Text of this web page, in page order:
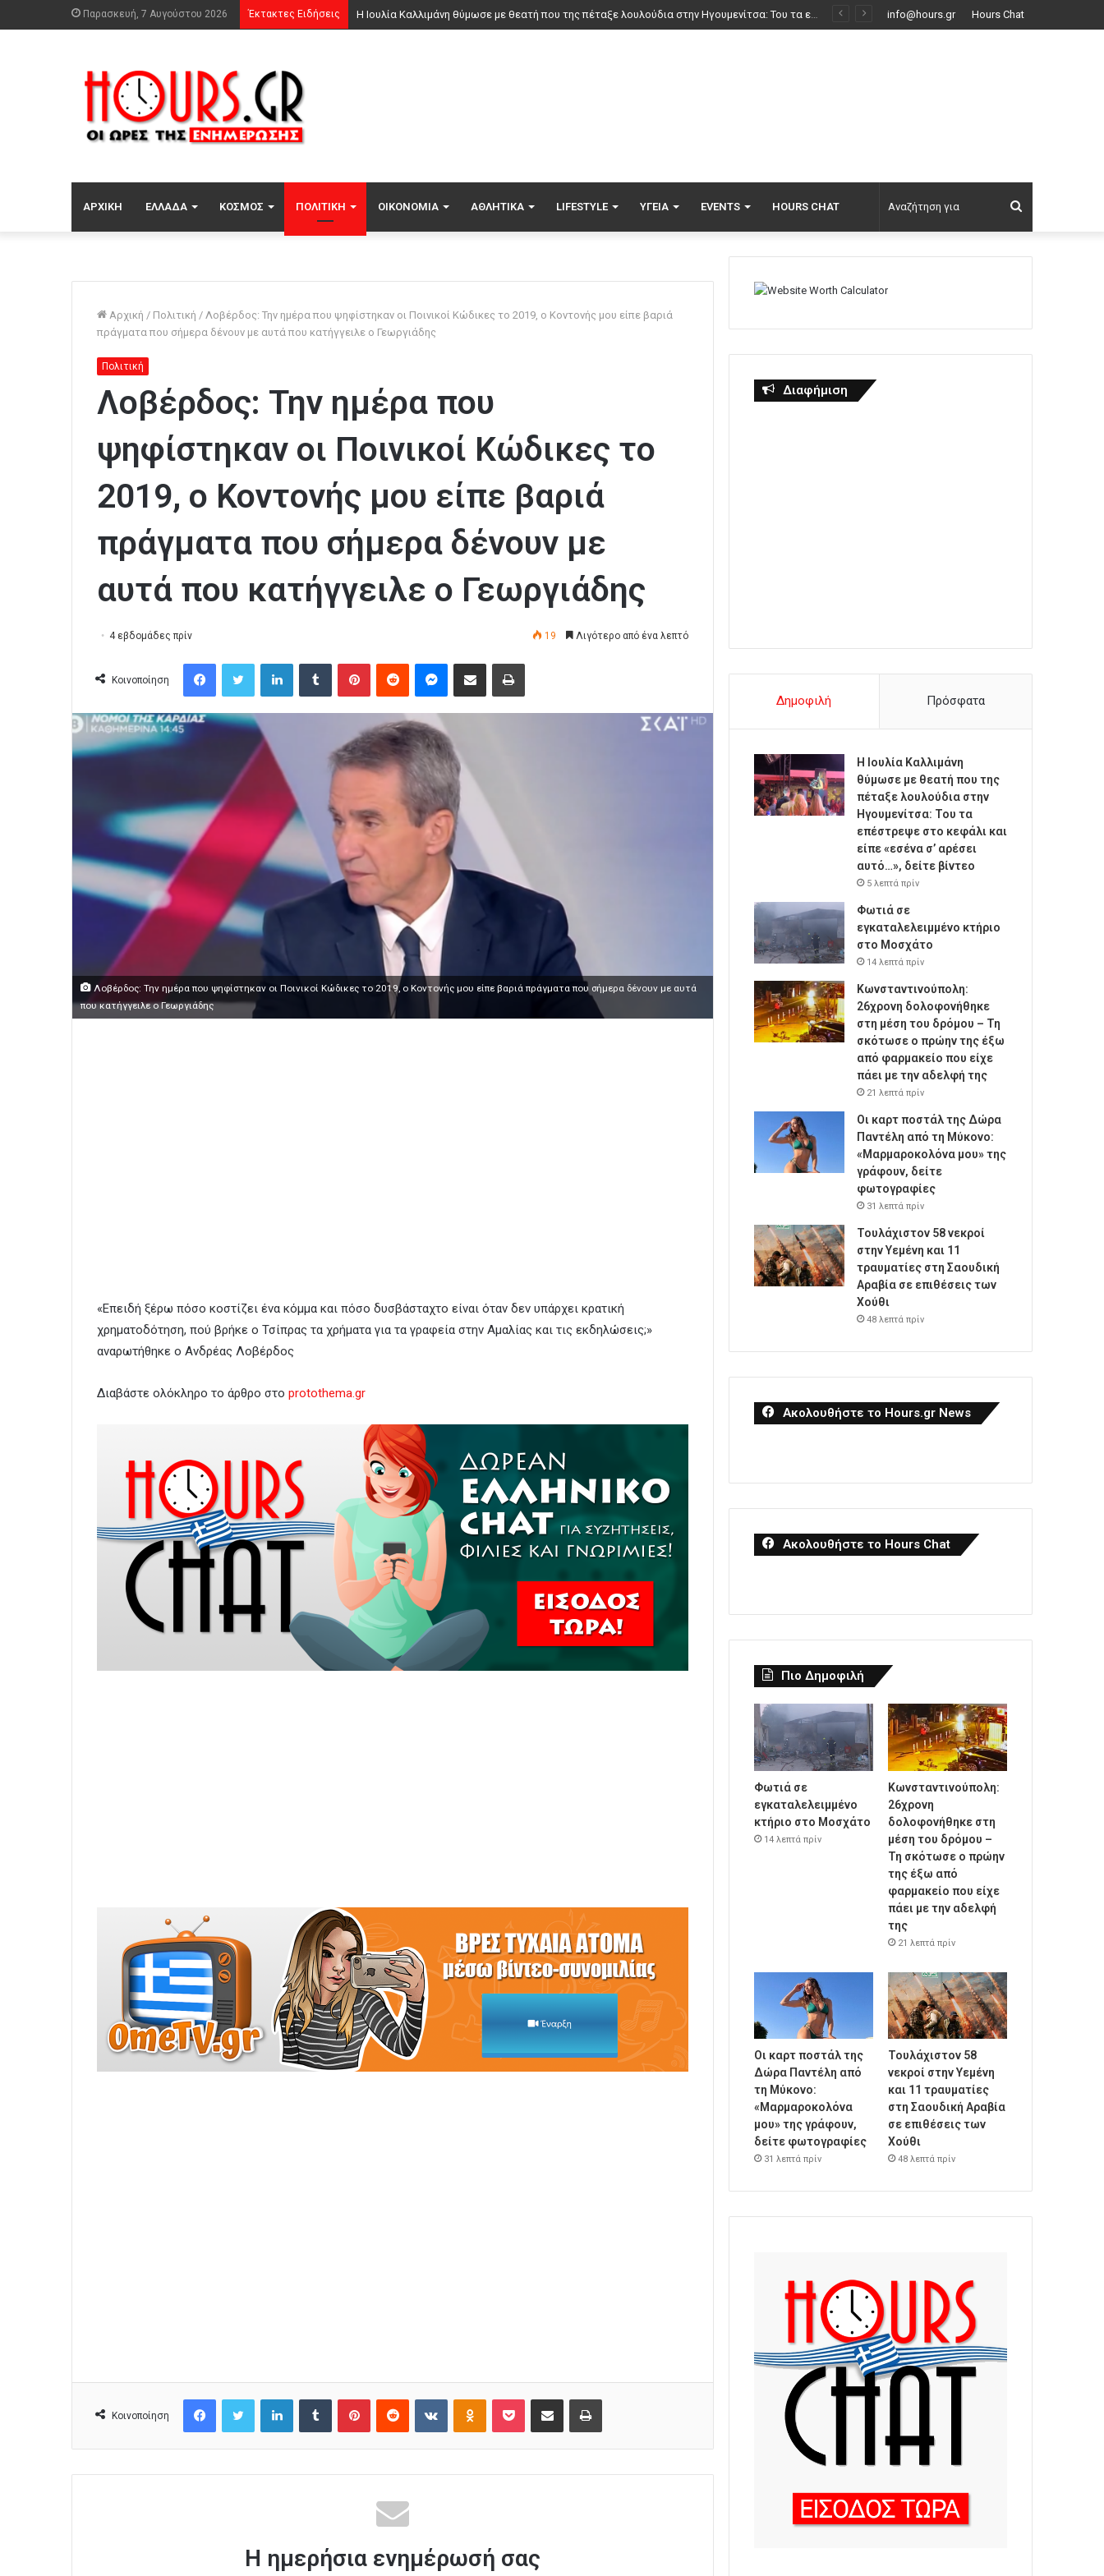
Παρασκευή, 7 Αυγούστου 2026 Έκτακτες Ειδήσεις Φωτιά σε εγκαταλελειμμένο κτήριο στο Μοσχάτο info@hours.gr Hours Chat
ΑΡΧΙΚΉ ΕΛΛΆΔΑ ΚΌΣΜΟΣ ΠΟΛΙΤΙΚΉ ΟΙΚΟΝΟΜΊΑ ΑΘΛΗΤΙΚΆ LIFESTYLE ΥΓΕΊΑ EVENTS HOURS CHAT
για
Αρχική / Πολιτική / Λοβέρδος: Την ημέρα που ψηφίστηκαν οι Ποινικοί Κώδικες το 2019, ο Κοντονής μου είπε βαριά
πράγματα που σήμερα δένουν με αυτά που κατήγγειλε ο Γεωργιάδης
Πολιτική
Λοβέρδος: Την ημέρα που
ψηφίστηκαν οι Ποινικοί Κώδικες το
2019, ο Κοντονής μου είπε βαριά
πράγματα που σήμερα δένουν με
αυτά που κατήγγειλε ο Γεωργιάδης
4 εβδομάδες πρίν 19 Λιγότερο από ένα λεπτό
Κοινοποίηση
Λοβέρδος: Την ημέρα που ψηφίστηκαν οι Ποινικοί Κώδικες το 2019, ο Κοντονής μου είπε βαριά πράγματα που σήμερα δένουν με αυτά
που κατήγγειλε ο Γεωργιάδης
«Επειδή ξέρω πόσο κοστίζει ένα κόμμα και πόσο δυσβάσταχτο είναι όταν δεν υπάρχει κρατική
χρηματοδότηση, πού βρήκε ο Τσίπρας τα χρήματα για τα γραφεία στην Αμαλίας και τις εκδηλώσεις;»
αναρωτήθηκε ο Ανδρέας Λοβέρδος
Διαβάστε ολόκληρο το άρθρο στο protothema.gr
Κοινοποίηση
Η ημερήσια ενημέρωσή σας
Διαφήμιση
Δημοφιλή Πρόσφατα
Η Ιουλία Καλλιμάνη
θύμωσε με θεατή που της
πέταξε λουλούδια στην
Ηγουμενίτσα: Του τα
επέστρεψε στο κεφάλι και
είπε «εσένα σ’ αρέσει
αυτό…», δείτε βίντεο
5 λεπτά πρίν
Φωτιά σε
εγκαταλελειμμένο κτήριο
στο Μοσχάτο
14 λεπτά πρίν
Κωνσταντινούπολη:
26χρονη δολοφονήθηκε
στη μέση του δρόμου – Τη
σκότωσε ο πρώην της έξω
από φαρμακείο που είχε
πάει με την αδελφή της
21 λεπτά πρίν
Οι καρτ ποστάλ της Δώρα
Παντέλη από τη Μύκονο:
«Μαρμαροκολόνα μου» της
γράφουν, δείτε
φωτογραφίες
31 λεπτά πρίν
Τουλάχιστον 58 νεκροί
στην Υεμένη και 11
τραυματίες στη Σαουδική
Αραβία σε επιθέσεις των
Χούθι
48 λεπτά πρίν
Ακολουθήστε το Hours.gr News
Ακολουθήστε το Hours Chat
Πιο Δημοφιλή
Φωτιά σε
εγκαταλελειμμένο
κτήριο στο Μοσχάτο
14 λεπτά πρίν
Κωνσταντινούπολη:
26χρονη
δολοφονήθηκε στη
μέση του δρόμου –
Τη σκότωσε ο πρώην
της έξω από
φαρμακείο που είχε
πάει με την αδελφή
της
21 λεπτά πρίν
Οι καρτ ποστάλ της
Δώρα Παντέλη από
τη Μύκονο:
«Μαρμαροκολόνα
μου» της γράφουν,
δείτε φωτογραφίες
31 λεπτά πρίν
Τουλάχιστον 58
νεκροί στην Υεμένη
και 11 τραυματίες
στη Σαουδική Αραβία
σε επιθέσεις των
Χούθι
48 λεπτά πρίν